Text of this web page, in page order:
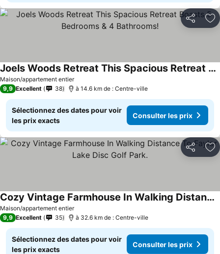
Partager
Maison/appartement entier
Joels Woods Retreat This Spacious Retreat Boasts 5 Bedrooms & 4 Bathrooms!
Consulter les prix
9,9 Excellent 38 à 14.6 km de : Centre-ville
Sélectionnez des dates pour voir
les prix exacts
Consulter les prix
Partager
Maison/appartement entier
Cozy Vintage Farmhouse In Walking Distance To Faylor Lake Disc Golf Park.
Consulter les prix
9,9 Excellent 35 à 32.6 km de : Centre-ville
Sélectionnez des dates pour voir
les prix exacts
Consulter les prix